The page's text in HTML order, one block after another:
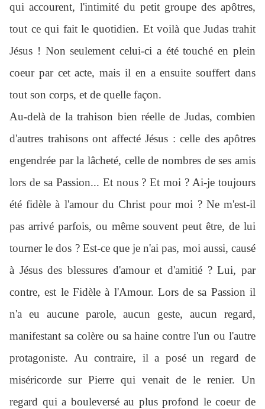
qui accourent, l'intimité du petit groupe des apôtres,
tout ce qui fait le quotidien. Et voilà que Judas trahit
Jésus ! Non seulement celui-ci a été touché en plein
coeur par cet acte, mais il en a ensuite souffert dans
tout son corps, et de quelle façon.
Au-delà de la trahison bien réelle de Judas, combien
d'autres trahisons ont affecté Jésus : celle des apôtres
engendrée par la lâcheté, celle de nombres de ses amis
lors de sa Passion... Et nous ? Et moi ? Ai-je toujours
été fidèle à l'amour du Christ pour moi ? Ne m'est-il
pas arrivé parfois, ou même souvent peut être, de lui
tourner le dos ? Est-ce que je n'ai pas, moi aussi, causé
à Jésus des blessures d'amour et d'amitié ? Lui, par
contre, est le Fidèle à l'Amour. Lors de sa Passion il
n'a eu aucune parole, aucun geste, aucun regard,
manifestant sa colère ou sa haine contre l'un ou l'autre
protagoniste. Au contraire, il a posé un regard de
miséricorde sur Pierre qui venait de le renier. Un
regard qui a bouleversé au plus profond le coeur de